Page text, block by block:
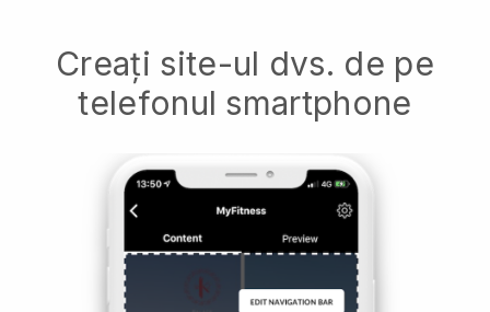
Creați site-ul dvs. de pe
telefonul smartphone